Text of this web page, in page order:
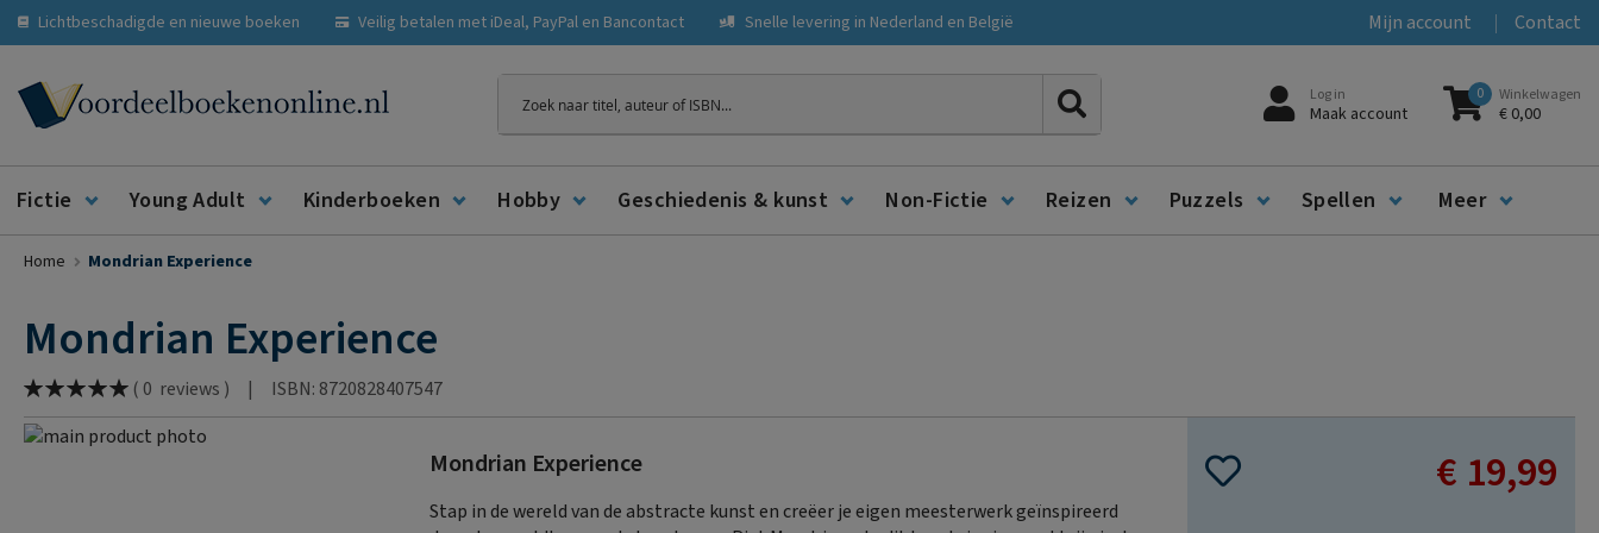
Lichtbeschadigde en nieuwe boeken Veilig betalen met iDeal, PayPal en Bancontact Snelle levering in Nederland en België Mijn account Contact
Zoeken
Log in
Maak account
0 Winkelwagen
€ 0,00
Fictie Young Adult Kinderboeken Hobby Geschiedenis & kunst Non-Fictie Reizen Puzzels Spellen Meer
Home Mondrian Experience
Mondrian Experience
Waardering:
% of100
( 0 reviews ) |
ISBN: 8720828407547
Ga
Mondrian Experience
Stap in de wereld van de abstracte kunst en creëer je eigen meesterwerk geïnspireerd
€ 19,99